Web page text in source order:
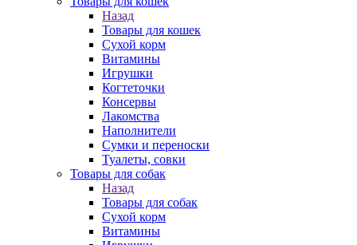
Назад
Товары для кошек
Cухой корм
Витамины
Игрушки
Когтеточки
Консервы
Лакомства
Наполнители
Сумки и переноски
Туалеты, совки
Товары для собак
Назад
Товары для собак
Cухой корм
Витамины